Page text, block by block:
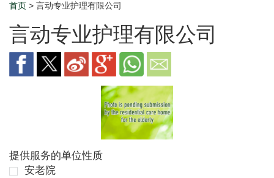
Breadcrumb
首页 > 言动专业护理有限公司
言动专业护理有限公司
提供服务的单位性质
安老院